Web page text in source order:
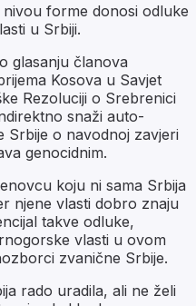
forme donosi odluke
u Srbiji.
glasanju članova
Kosova u Savjet
Rezoluciji o Srebrenici
snaži auto-
Srbije o navodnoj zavjeri
genocidnim.
koju ni sama Srbija
njene vlasti dobro znaju
takve odluke,
vlasti u ovom
zvanične Srbije.
rado uradila, ali ne želi